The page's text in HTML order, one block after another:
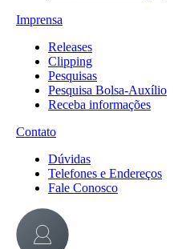
Imprensa
Releases
Clipping
Pesquisas
Pesquisa Bolsa-Auxílio
Receba informações
Contato
Dúvidas
Telefones e Endereços
Fale Conosco